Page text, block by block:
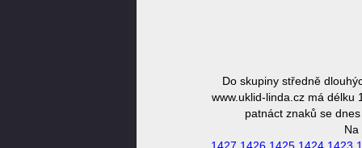
Do skupiny středně
www.uklid-linda.cz má délku
patnáct znaků se
Na